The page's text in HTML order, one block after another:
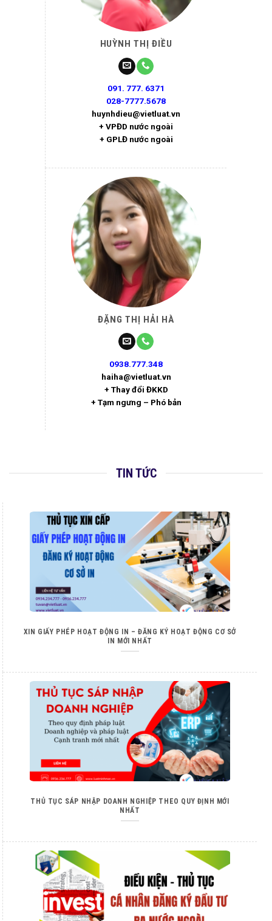
HUỲNH THỊ ĐIỀU
091. 777. 6371
028-7777.5678
huynhdieu@vietluat.vn
+ VPĐD nước ngoài
+ GPLĐ nước ngoài
ĐẶNG THỊ HẢI HÀ
0938.777.348
haiha@vietluat.vn
+ Thay đổi ĐKKD
+ Tạm ngưng – Phó bản
TIN TỨC
XIN GIẤY PHÉP HOẠT ĐỘNG IN – ĐĂNG KÝ HOẠT ĐỘNG CƠ SỞ
IN MỚI NHẤT
THỦ TỤC SÁP NHẬP DOANH NGHIỆP THEO QUY ĐỊNH MỚI
NHẤT